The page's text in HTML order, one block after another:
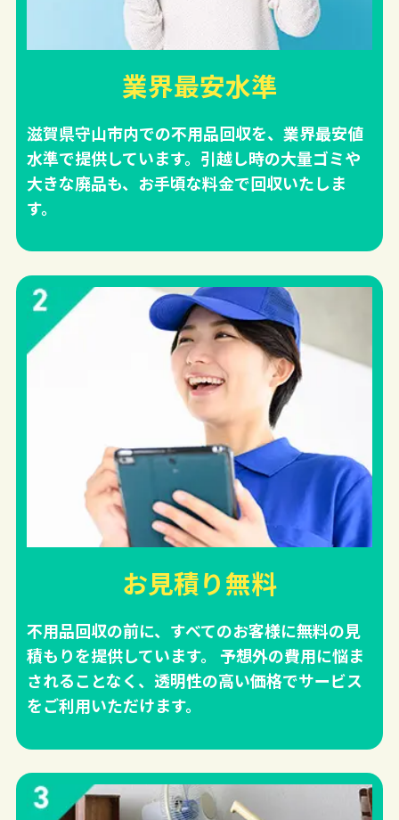
業界最安水準
滋賀県守山市内での不用品回収を、業界最安値
水準で提供しています。引越し時の大量ゴミや
大きな廃品も、お手頃な料金で回収いたしま
す。
お見積り無料
不用品回収の前に、すべてのお客様に無料の見
積もりを提供しています。 予想外の費用に悩ま
されることなく、透明性の高い価格でサービス
をご利用いただけます。